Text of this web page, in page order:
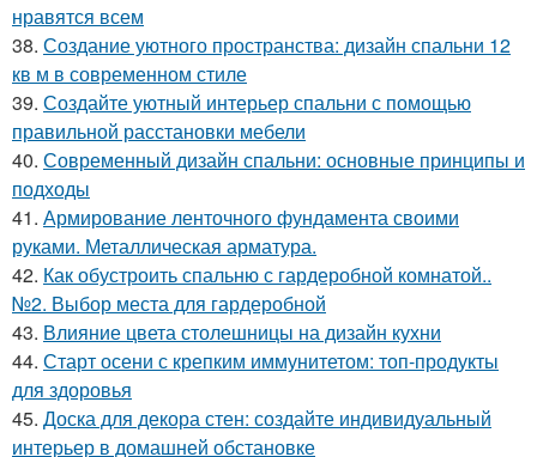
нравятся всем
38. Создание уютного пространства: дизайн спальни 12
кв м в современном стиле
39. Создайте уютный интерьер спальни с помощью
правильной расстановки мебели
40. Современный дизайн спальни: основные принципы и
подходы
41. Армирование ленточного фундамента своими
руками. Металлическая арматура.
42. Как обустроить спальню с гардеробной комнатой..
№2. Выбор места для гардеробной
43. Влияние цвета столешницы на дизайн кухни
44. Старт осени с крепким иммунитетом: топ-продукты
для здоровья
45. Доска для декора стен: создайте индивидуальный
интерьер в домашней обстановке